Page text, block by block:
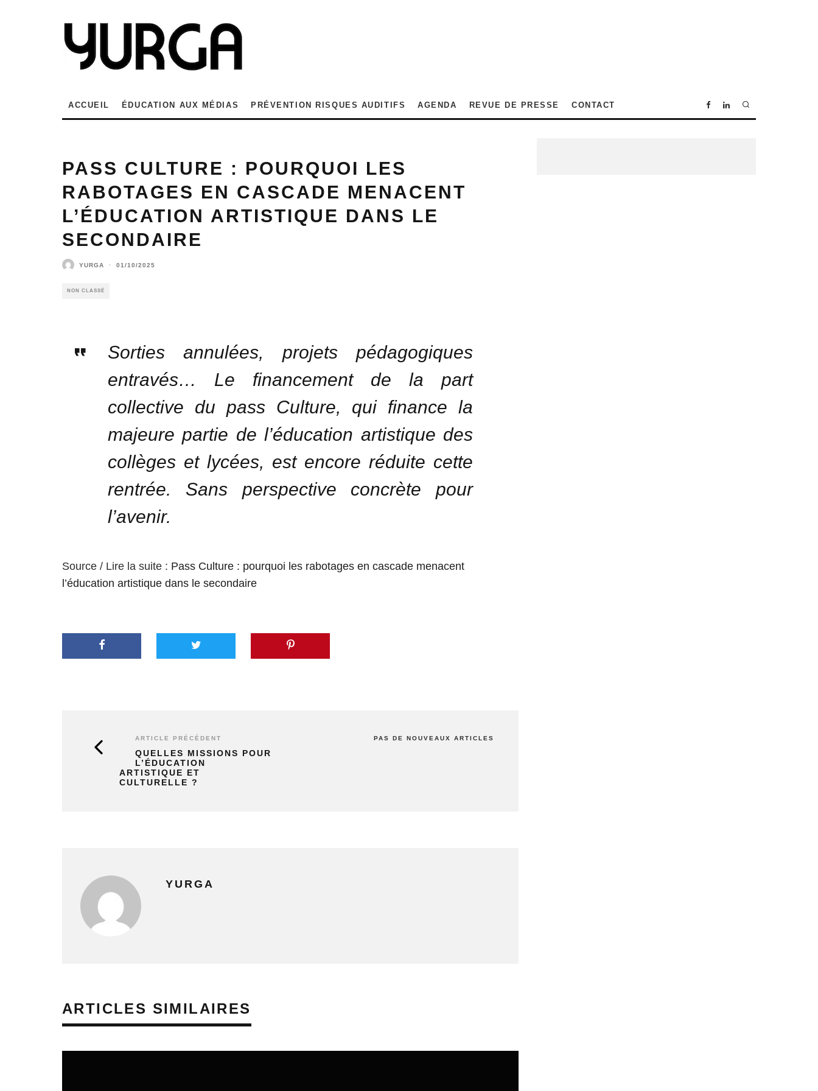
ACCUEIL ÉDUCATION AUX MÉDIAS PRÉVENTION RISQUES AUDITIFS AGENDA REVUE DE PRESSE CONTACT
PASS CULTURE : POURQUOI LES
RABOTAGES EN CASCADE MENACENT
L’ÉDUCATION ARTISTIQUE DANS LE
SECONDAIRE
YURGA · 01/10/2025
NON CLASSÉ
Sorties annulées, projets pédagogiques
entravés… Le financement de la part
collective du pass Culture, qui finance la
majeure partie de l’éducation artistique des
collèges et lycées, est encore réduite cette
rentrée. Sans perspective concrète pour
l’avenir.
Source / Lire la suite : Pass Culture : pourquoi les rabotages en cascade menacent
l’éducation artistique dans le secondaire
ARTICLE PRÉCÉDENT
QUELLES MISSIONS POUR
L’ÉDUCATION
ARTISTIQUE ET
CULTURELLE ?
PAS DE NOUVEAUX ARTICLES
YURGA
ARTICLES SIMILAIRES